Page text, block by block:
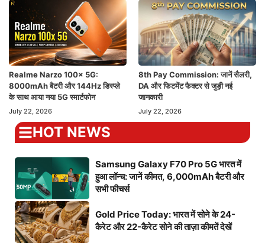
Realme Narzo 100x 5G:
8000mAh बैटरी और 144Hz डिस्प्ले
के साथ आया नया 5G स्मार्टफोन
July 22, 2026
8th Pay Commission: जानें सैलरी,
DA और फिटमेंट फैक्टर से जुड़ी नई
जानकारी
July 22, 2026
HOT NEWS
Samsung Galaxy F70 Pro 5G भारत में
हुआ लॉन्च: जानें कीमत, 6,000mAh बैटरी और
सभी फीचर्स
Gold Price Today: भारत में सोने के 24-
कैरेट और 22-कैरेट सोने की ताज़ा कीमतें देखें